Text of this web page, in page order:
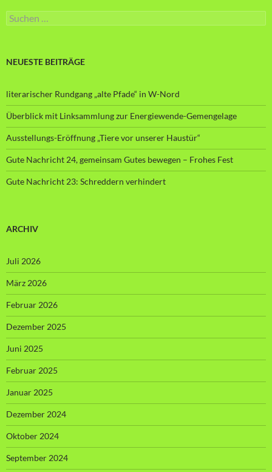
Suche
nach:
NEUESTE BEITRÄGE
literarischer Rundgang „alte Pfade“ in W-Nord
Überblick mit Linksammlung zur Energiewende-Gemengelage
Ausstellungs-Eröffnung „Tiere vor unserer Haustür“
Gute Nachricht 24, gemeinsam Gutes bewegen – Frohes Fest
Gute Nachricht 23: Schreddern verhindert
ARCHIV
Juli 2026
März 2026
Februar 2026
Dezember 2025
Juni 2025
Februar 2025
Januar 2025
Dezember 2024
Oktober 2024
September 2024